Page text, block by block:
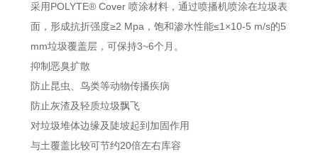
采用POLYTE® Cover 喷涂材料，通过喷播机喷涂在垃圾表
面，形成抗折强度≥2 Mpa，饱和渗水性能≤1×10-5 m/s的5
mm垃圾覆盖层，可保持3~6个月。
抑制恶臭扩散
防止昆虫、鸟类等动物传播疾病
防止灰渣及轻质垃圾飘飞
对垃圾堆体边缘及陡坡起到加固作用
与土覆盖比较可节约20倍左右库容